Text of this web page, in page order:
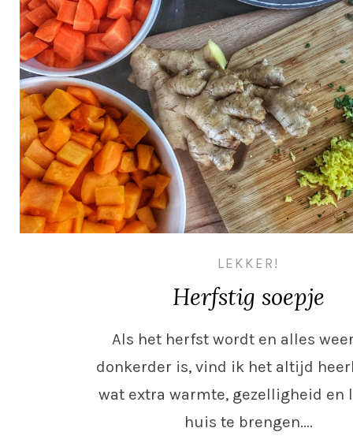
LEKKER!
Herfstig soepje
Als het herfst wordt en alles
donkerder is, vind ik het altijd
wat extra warmte, gezelligheid en
huis te brengen.…